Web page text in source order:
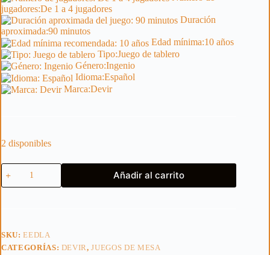
jugadores:De 1 a 4 jugadores
Duración
aproximada:90 minutos
Edad mínima:10 años
Tipo:Juego de tablero
Género:Ingenio
Idioma:Español
Marca:Devir
2 disponibles
Exit:
El
Señor
Sobre
la
Añadir al carrito
SKU:EEDLA
CATEGORÍAS: DEVIR,JUEGOS DE MESA